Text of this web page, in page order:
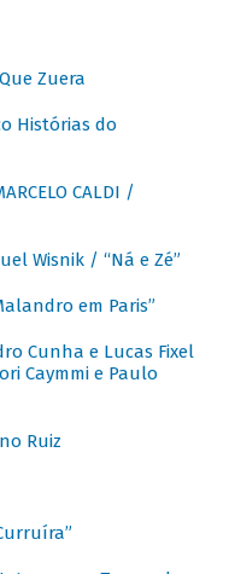
Zuera
Histórias do
CALDI /
Wisnik / “Ná e Zé”
em Paris”
Cunha e Lucas Fixel
Caymmi e Paulo
Ruiz